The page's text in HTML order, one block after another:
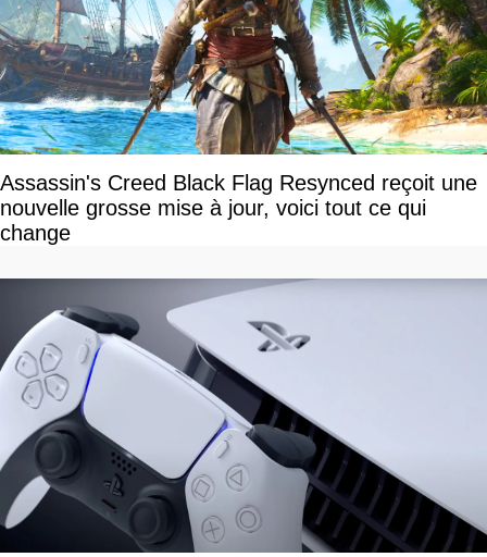
Assassin's Creed Black Flag Resynced reçoit une
nouvelle grosse mise à jour, voici tout ce qui
change